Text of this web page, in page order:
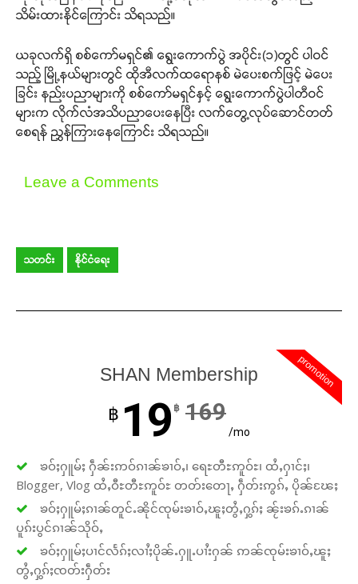
Support SHAN
strong. Join us today and help
သိမ်းထားနိုင်ကြောင်း သိရသည်။
ယခုလက်ရှိ စစ်ကော်မရှင်၏ ရွေးကောက်ပွဲ အပိုင်း(၁)တွင် ပါဝင်
သည့် မြို့နယ်များတွင် ထိုအီလက်ထရောနစ် မဲပေးစက်ဖြင့် မဲပေး
ခြင်း နည်းပညာများကို စစ်ကော်မရှင်နှင့် ရွေးကောက်ပွဲပါတီဝင်
များက လိုက်လံအသိပညာပေးနေပြီး လက်တွေ့လုပ်ဆောင်တတ်
စေရန် ညွှန်ကြားနေကြောင်း သိရသည်။
Leave a Comments
သတင်း နိုင်ငံရေး
promotion
SHAN Membership
฿ 19 ฿ 169
/mo
ၶဝ်ႈႁူမ်ႈ ႁဵၼ်းဢဝ်ၵၢၼ်ၶၢဝ်ႇ၊ ရေႊတီႊဢူဝ်ႊ၊ ထႆႇႁၢင်ႈ၊
Blogger, Vlog ထႆႇဝီႊတီႊဢူဝ်ႊ တတ်းတေႃႇ ႁဵတ်းဢွၵ်ႇ ပိုၼ်ၽႄႈ
ၶဝ်ႈႁူမ်ႈၵၢၼ်တူင်ႉၼိုင်ၸုမ်းၶၢဝ်ႇၽူႈတွႆႇႁွၵ်ႈ ၼႂ်းၶၵ်ႉၵၢၼ်
ပူၵ်းပွင်ၵၢၼ်သိုဝ်ႇ
ၶဝ်ႈႁူမ်ႈပၢင်လႅၵ်ႈလၢႆႈပိုၼ်ႉႁူႉပၢႆးႁၼ် ဢၼ်ၸုမ်းၶၢဝ်ႇၽူႈ
တွႆႇႁွၵ်ႈၸတ်းႁဵတ်း